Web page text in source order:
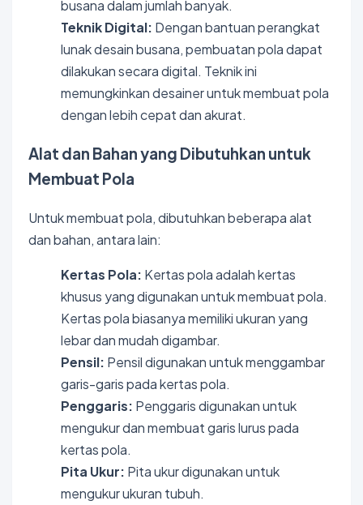
busana dalam jumlah banyak.
Teknik Digital: Dengan bantuan perangkat
lunak desain busana, pembuatan pola dapat
dilakukan secara digital. Teknik ini
memungkinkan desainer untuk membuat pola
dengan lebih cepat dan akurat.
Alat dan Bahan yang Dibutuhkan untuk
Membuat Pola
Untuk membuat pola, dibutuhkan beberapa alat
dan bahan, antara lain:
Kertas Pola: Kertas pola adalah kertas
khusus yang digunakan untuk membuat pola.
Kertas pola biasanya memiliki ukuran yang
lebar dan mudah digambar.
Pensil: Pensil digunakan untuk menggambar
garis-garis pada kertas pola.
Penggaris: Penggaris digunakan untuk
mengukur dan membuat garis lurus pada
kertas pola.
Pita Ukur: Pita ukur digunakan untuk
mengukur ukuran tubuh.